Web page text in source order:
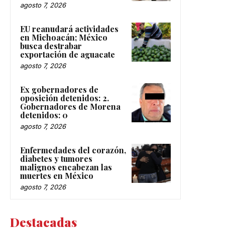
agosto 7, 2026
EU reanudará actividades
en Michoacán; México
busca destrabar
exportación de aguacate
agosto 7, 2026
Ex gobernadores de
oposición detenidos: 2.
Gobernadores de Morena
detenidos: 0
agosto 7, 2026
Enfermedades del corazón,
diabetes y tumores
malignos encabezan las
muertes en México
agosto 7, 2026
Destacadas